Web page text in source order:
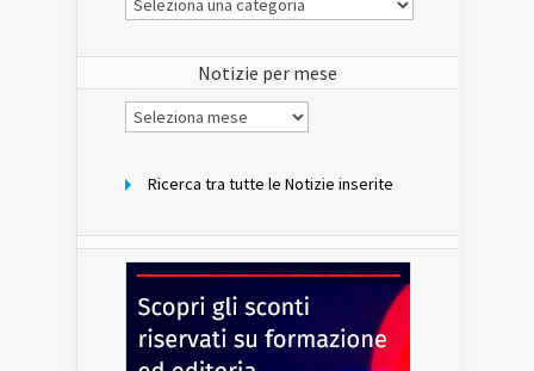
Notizie
Notizie per mese
Notizie
per
Ricerca tra tutte le Notizie inserite